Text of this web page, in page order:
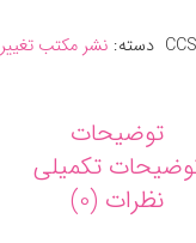
دسته: نشر مکتب تغییر
توضیحات
تکمیلی
نظرات (0)